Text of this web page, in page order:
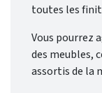
toutes les
Vous pourrez
des meubles,
assortis de la